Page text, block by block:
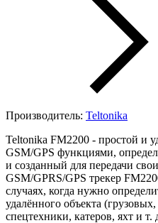
Производитель: Teltonika
Teltonika FM2200 - простой и
GSM/GPS функциями,
и созданный для передачи
GSM/GPRS/GPS трекер
случаях, когда нужно
удалённого объекта
спецтехники, катеров, яхт и т.